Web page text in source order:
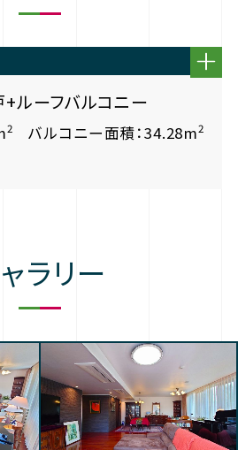
ルーフバルコニー
2 バルコニー面積：34.28m2
ラリー